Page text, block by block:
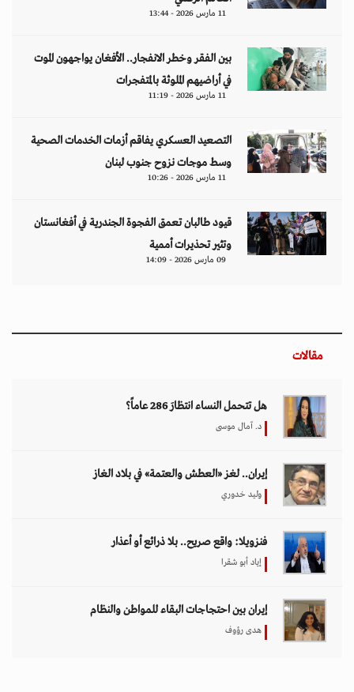
11 مارس 2026 - 13:44
بين الفقر وخطر الانفجار.. الأفغان يواجهون الموت
في أراضيهم الملوثة بالمتفجرات
11 مارس 2026 - 11:19
التصعيد العسكري يفاقم أزمات الخدمات الصحية
وسط موجات نزوح جنوب لبنان
11 مارس 2026 - 10:26
قيود طالبان تعمق الفجوة الجندرية في أفغانستان
وتثير تحذيرات أممية
09 مارس 2026 - 14:09
مقالات
هل تتحمل النساء انتظارَ 286 عاماً؟
د. آمال موسى
إيران.. لغز «العطش والعتمة» في بلاد الغاز
وليد خدوري
فنزويلا: واقع صريح.. بلا ذرائع أو أعذار
إياد أبو شقرا
إيران بين احتجاجات البقاء للمواطن والنظام
هدى رؤوف